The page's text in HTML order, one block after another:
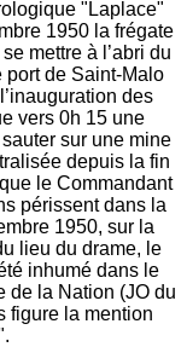
"Laplace"
1950 la frégate
mettre à l’abri du
port de Saint-Malo
des
vers 0h 15 une
sur une mine
depuis la fin
le Commandant
périssent dans la
1950, sur la
lieu du drame, le
inhumé dans le
de la Nation (JO du
figure la mention